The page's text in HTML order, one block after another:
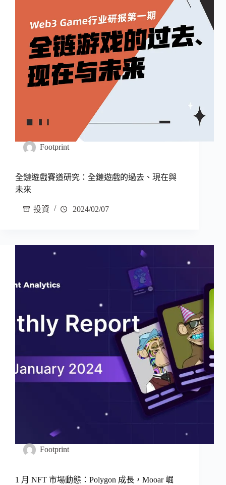
Footprint
全鏈遊戲賽道研究：全鏈遊戲的過去、現在與
未來
投資 2024/02/07
Footprint
1 月 NFT 市場動態：Polygon 成長，Mooar 崛